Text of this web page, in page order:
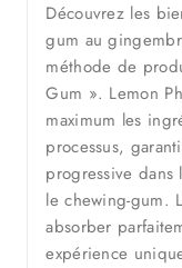
Découvrez les
gum au
méthode de
Gum ». Lemon
maximum les
processus,
progressive dans
le chewing-gum.
absorber
expérience